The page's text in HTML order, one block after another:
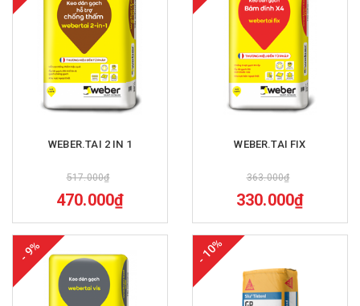
WEBER.TAI 2 IN 1
517.000₫
470.000₫
WEBER.TAI FIX
363.000₫
330.000₫
- 9% - 10%